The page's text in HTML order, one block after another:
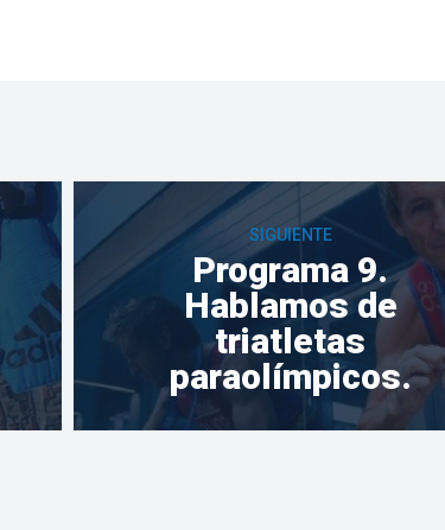
SIGUIENTE
Programa 9.
Hablamos de
triatletas
paraolímpicos.